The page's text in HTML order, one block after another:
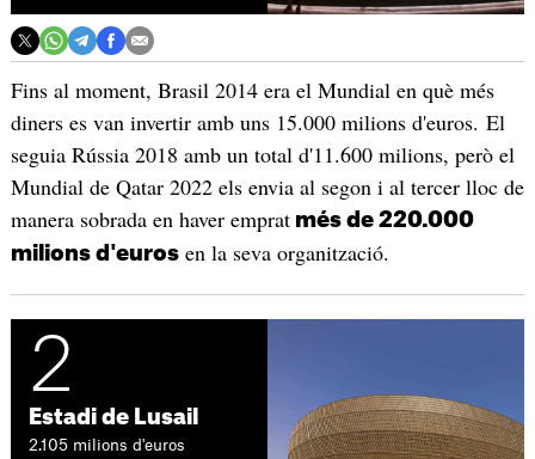
Fins al moment, Brasil 2014 era el Mundial en què més
diners es van invertir amb uns 15.000 milions d'euros. El
seguia Rússia 2018 amb un total d'11.600 milions, però el
Mundial de Qatar 2022 els envia al segon i al tercer lloc de
manera sobrada en haver empratmés de 220.000
milions d'eurosen la seva organització.
2
Estadi de Lusail
2.105 milions d'euros